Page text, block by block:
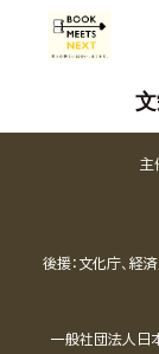
主
後援：文化庁、経
一般社団法人日